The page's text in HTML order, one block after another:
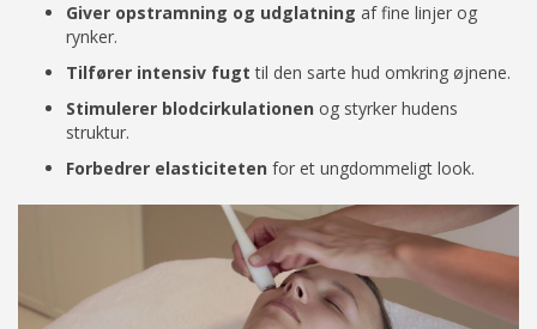
Giver opstramning og udglatning af fine linjer og
rynker.
Tilfører intensiv fugt til den sarte hud omkring øjnene.
Stimulerer blodcirkulationen og styrker hudens
struktur.
Forbedrer elasticiteten for et ungdommeligt look.